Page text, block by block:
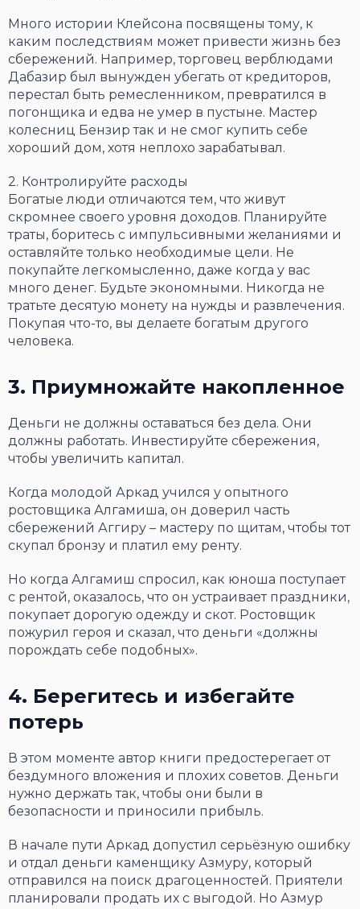
Много истории Клейсона посвящены тому, к
каким последствиям может привести жизнь без
сбережений. Например, торговец верблюдами
Дабазир был вынужден убегать от кредиторов,
перестал быть ремесленником, превратился в
погонщика и едва не умер в пустыне. Мастер
колесниц Бензир так и не смог купить себе
хороший дом, хотя неплохо зарабатывал.
2. Контролируйте расходы
Богатые люди отличаются тем, что живут
скромнее своего уровня доходов. Планируйте
траты, боритесь с импульсивными желаниями и
оставляйте только необходимые цели. Не
покупайте легкомысленно, даже когда у вас
много денег. Будьте экономными. Никогда не
тратьте десятую монету на нужды и развлечения.
Покупая что-то, вы делаете богатым другого
человека.
3. Приумножайте накопленное
Деньги не должны оставаться без дела. Они
должны работать. Инвестируйте сбережения,
чтобы увеличить капитал.
Когда молодой Аркад учился у опытного
ростовщика Алгамиша, он доверил часть
сбережений Аггиру – мастеру по щитам, чтобы тот
скупал бронзу и платил ему ренту.
Но когда Алгамиш спросил, как юноша поступает
с рентой, оказалось, что он устраивает праздники,
покупает дорогую одежду и скот. Ростовщик
пожурил героя и сказал, что деньги «должны
порождать себе подобных».
4. Берегитесь и избегайте
потерь
В этом моменте автор книги предостерегает от
бездумного вложения и плохих советов. Деньги
нужно держать так, чтобы они были в
безопасности и приносили прибыль.
В начале пути Аркад допустил серьёзную ошибку
и отдал деньги каменщику Азмуру, который
отправился на поиск драгоценностей. Приятели
планировали продать их с выгодой. Но Азмур